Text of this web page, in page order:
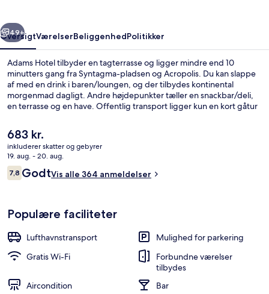
Næste
49+
OversigtVærelserBeliggenhedPolitikker
Adams Hotel tilbyder en tagterrasse og ligger mindre end 10
minutters gang fra Syntagma-pladsen og Acropolis. Du kan slappe
af med en drink i baren/loungen, og der tilbydes kontinental
morgenmad dagligt. Andre højdepunkter tæller en snackbar/deli,
en terrasse og en have. Offentlig transport ligger kun en kort gåtur
Sporvognsstation ligger 8 minutter derfra.
Den
nuværende
pris
er
683 kr.
683 kr.
inkluderer skatter og gebyrer
19. aug. - 20. aug.
Anmeldelser
7,87,8 ud af 10.
GodtVis alle 364 anmeldelser
Populære faciliteter
Lufthavnstransport
Mulighed for parkering
Gratis Wi-Fi
Forbundne værelser
tilbydes
Aircondition
Bar